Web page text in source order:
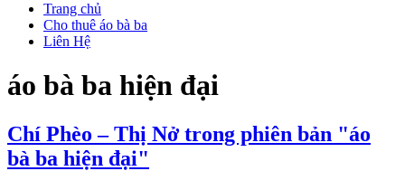
Trang chủ
Cho thuê áo bà ba
Liên Hệ
áo bà ba hiện đại
Chí Phèo – Thị Nở trong phiên bản "áo
bà ba hiện đại"